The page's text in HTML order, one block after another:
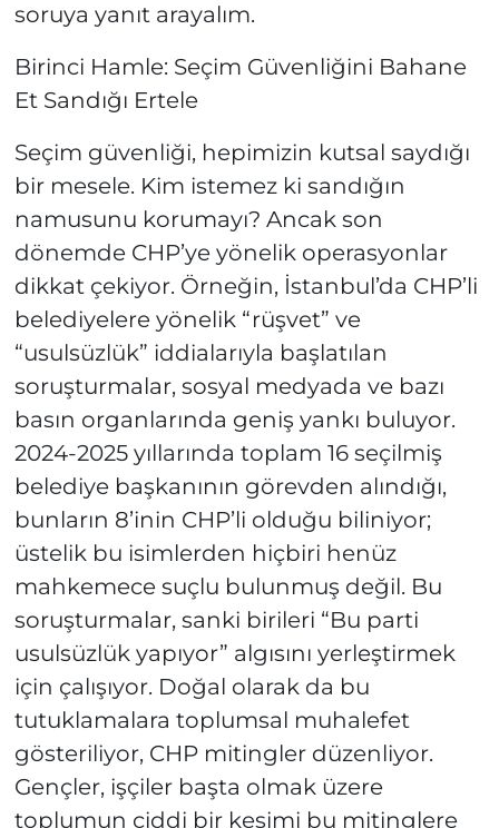
soruya yanıt arayalım.
Birinci Hamle: Seçim Güvenliğini Bahane
Et Sandığı Ertele
Seçim güvenliği, hepimizin kutsal saydığı
bir mesele. Kim istemez ki sandığın
namusunu korumayı? Ancak son
dönemde CHP’ye yönelik operasyonlar
dikkat çekiyor. Örneğin, İstanbul’da CHP’li
belediyelere yönelik “rüşvet” ve
“usulsüzlük” iddialarıyla başlatılan
soruşturmalar, sosyal medyada ve bazı
basın organlarında geniş yankı buluyor.
2024-2025 yıllarında toplam 16 seçilmiş
belediye başkanının görevden alındığı,
bunların 8’inin CHP’li olduğu biliniyor;
üstelik bu isimlerden hiçbiri henüz
mahkemece suçlu bulunmuş değil. Bu
soruşturmalar, sanki birileri “Bu parti
usulsüzlük yapıyor” algısını yerleştirmek
için çalışıyor. Doğal olarak da bu
tutuklamalara toplumsal muhalefet
gösteriliyor, CHP mitingler düzenliyor.
Gençler, işçiler başta olmak üzere
toplumun ciddi bir kesimi bu mitinglere